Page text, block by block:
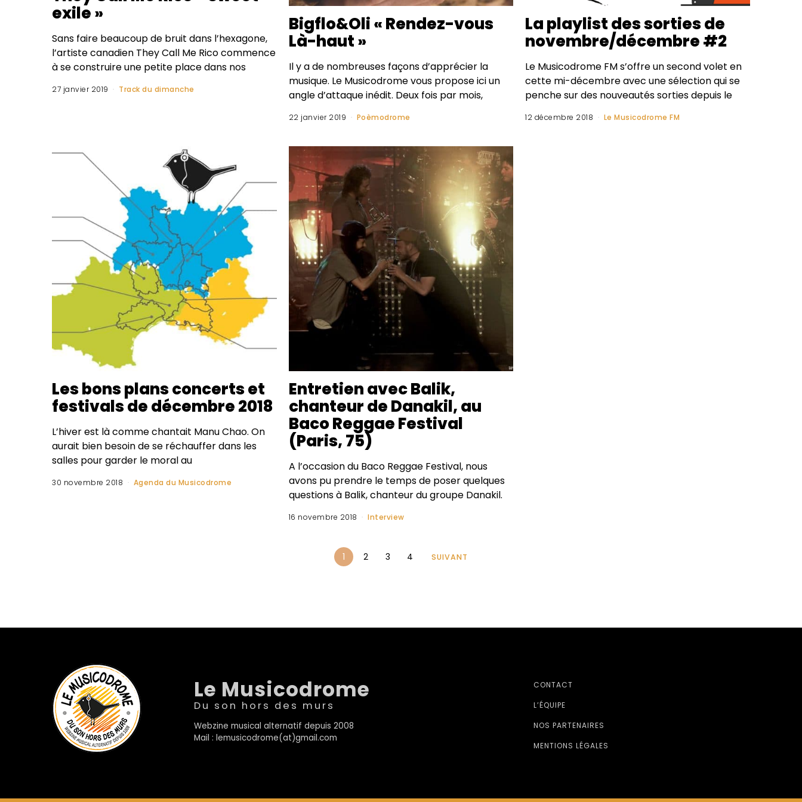
exile »
Sans faire beaucoup de bruit dans l’hexagone,
l’artiste canadien They Call Me Rico commence
à se construire une petite place dans nos
27 janvier 2019 Track du dimanche
Bigflo&Oli « Rendez-vous
Là-haut »
Il y a de nombreuses façons d’apprécier la
musique. Le Musicodrome vous propose ici un
angle d’attaque inédit. Deux fois par mois,
22 janvier 2019 Poèmodrome
La playlist des sorties de
novembre/décembre #2
Le Musicodrome FM s’offre un second volet en
cette mi-décembre avec une sélection qui se
penche sur des nouveautés sorties depuis le
12 décembre 2018 Le Musicodrome FM
Les bons plans concerts et
festivals de décembre 2018
L’hiver est là comme chantait Manu Chao. On
aurait bien besoin de se réchauffer dans les
salles pour garder le moral au
30 novembre 2018 Agenda du Musicodrome
Entretien avec Balik,
chanteur de Danakil, au
Baco Reggae Festival
(Paris, 75)
A l’occasion du Baco Reggae Festival, nous
avons pu prendre le temps de poser quelques
questions à Balik, chanteur du groupe Danakil.
16 novembre 2018 Interview
1 2 3 4 SUIVANT
Le Musicodrome
Du son hors des murs
Webzine musical alternatif depuis 2008
Mail : lemusicodrome(at)gmail.com
CONTACT
L’ÉQUIPE
NOS PARTENAIRES
MENTIONS LÉGALES